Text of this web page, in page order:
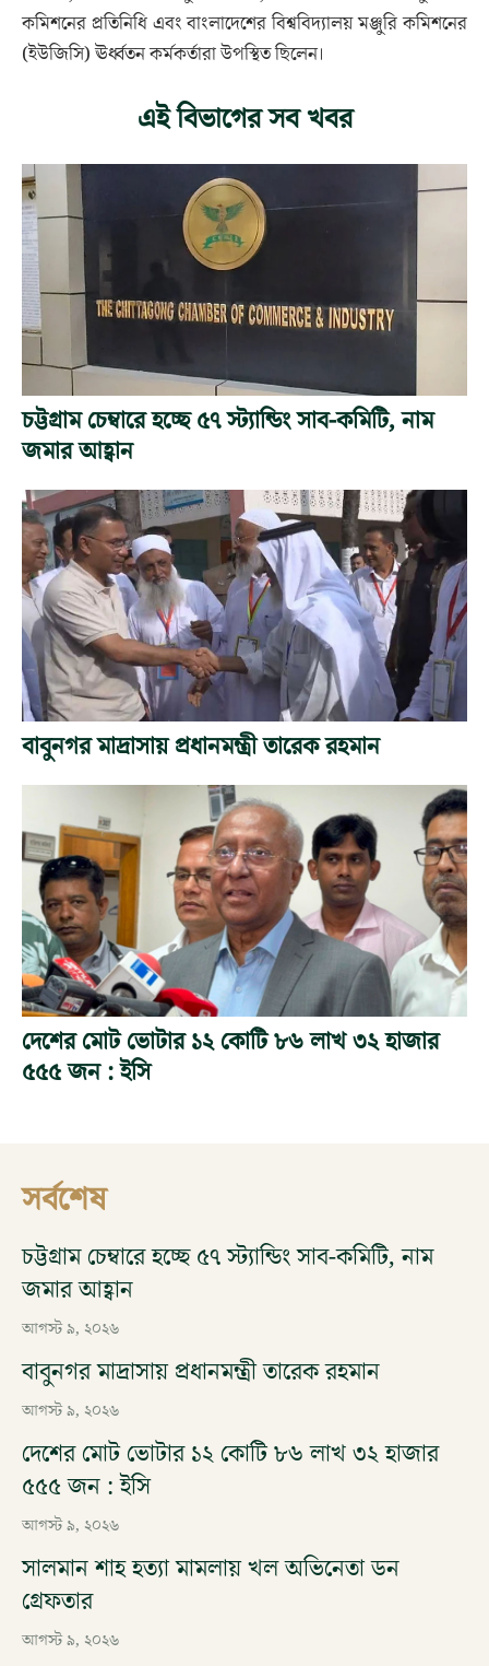
কমিশনের প্রতিনিধি এবং বাংলাদেশের বিশ্ববিদ্যালয় মঞ্জুরি কমিশনের
(ইউজিসি) ঊর্ধ্বতন কর্মকর্তারা উপস্থিত ছিলেন।
এই বিভাগের সব খবর
চট্টগ্রাম চেম্বারে হচ্ছে ৫৭ স্ট্যান্ডিং সাব-কমিটি, নাম
জমার আহ্বান
বাবুনগর মাদ্রাসায় প্রধানমন্ত্রী তারেক রহমান
দেশের মোট ভোটার ১২ কোটি ৮৬ লাখ ৩২ হাজার
৫৫৫ জন : ইসি
সর্বশেষ
চট্টগ্রাম চেম্বারে হচ্ছে ৫৭ স্ট্যান্ডিং সাব-কমিটি, নাম
জমার আহ্বান
আগস্ট ৯, ২০২৬
বাবুনগর মাদ্রাসায় প্রধানমন্ত্রী তারেক রহমান
আগস্ট ৯, ২০২৬
দেশের মোট ভোটার ১২ কোটি ৮৬ লাখ ৩২ হাজার
৫৫৫ জন : ইসি
আগস্ট ৯, ২০২৬
সালমান শাহ হত্যা মামলায় খল অভিনেতা ডন
গ্রেফতার
আগস্ট ৯, ২০২৬